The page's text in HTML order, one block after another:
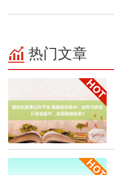
热门文章